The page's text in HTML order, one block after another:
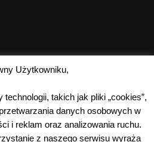
1000- 15
Użytkowniku,
takich jak pliki „cookies”,
danych osobowych w
i reklam oraz analizowania ruchu.
z naszego serwisu wyraża